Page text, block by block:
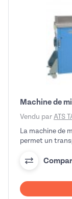
Machine de
Vendu par ATS
La machine de
permet un